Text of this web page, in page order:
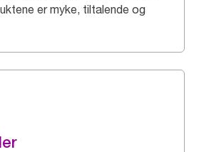
er myke, tiltalende og